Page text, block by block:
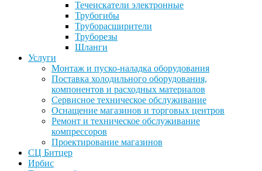
Течеискатели электронные
Трубогибы
Труборасширители
Труборезы
Шланги
Услуги
Монтаж и пуско-наладка оборудования
Поставка холодильного оборудования,
компонентов и расходных материалов
Сервисное техническое обслуживание
Оснащение магазинов и торговых центров
Ремонт и техническое обслуживание
компрессоров
Проектирование магазинов
СЦ Битцер
Ирбис